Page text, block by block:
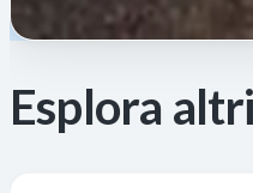
Esplora